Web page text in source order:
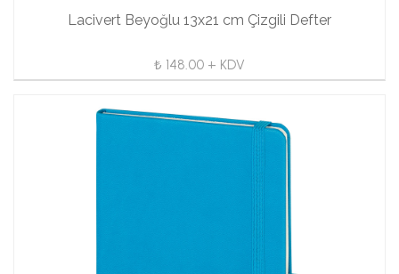
Lacivert Beyoğlu 13x21 cm Çizgili Defter
₺ 148.00 + KDV